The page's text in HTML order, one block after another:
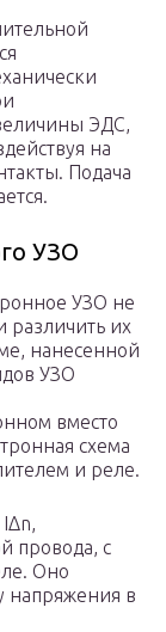
ЭДС,
на
Подача
УЗО
УЗО не
различить их
нанесенной
УЗО
вместо
схема
и реле.
провода, с
Оно
напряжения в